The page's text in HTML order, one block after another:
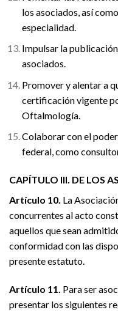
los asociados, así
especialidad.
Impulsar la
asociados.
Promover y alentar a
certificación vigente
Oftalmología.
Colaborar con el
federal, como
CAPÍTULO III. DE LOS
Artículo 10. La
concurrentes al acto
aquellos que sean
conformidad con las
presente estatuto.
Artículo 11. Para ser
presentar los siguientes